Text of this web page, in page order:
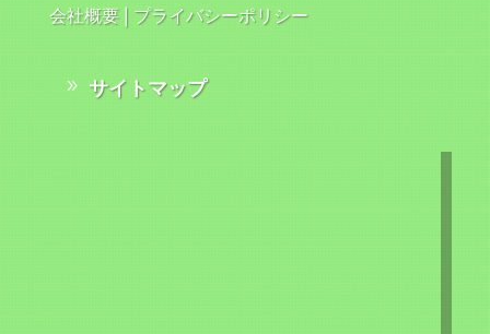
会社概要| プライバシーポリシー
サイトマップ